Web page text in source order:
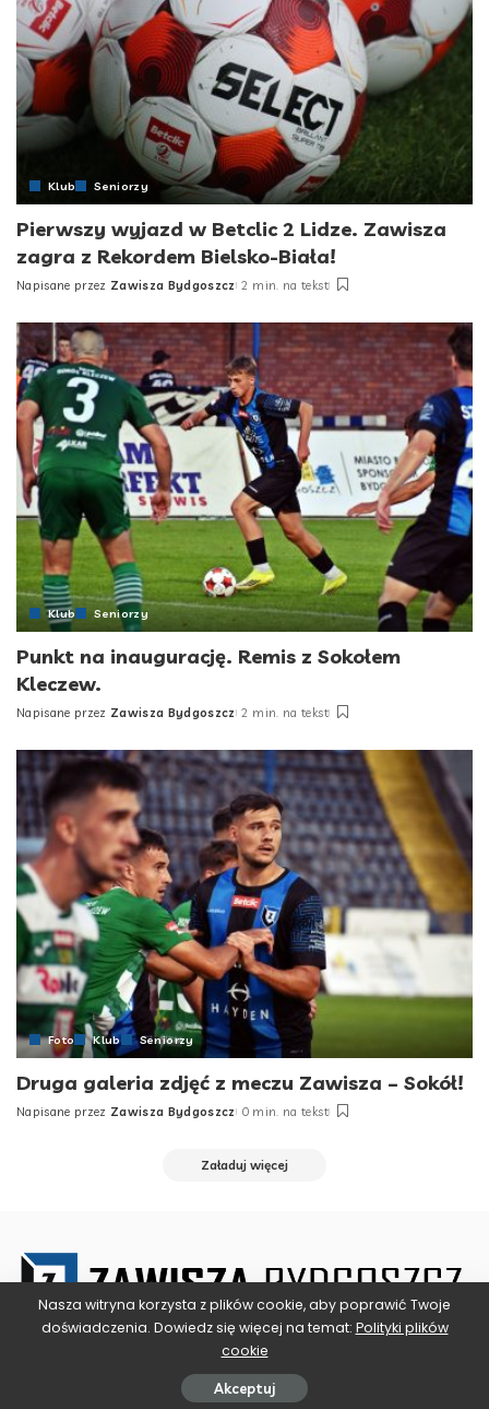
Klub Seniorzy
Pierwszy wyjazd w Betclic 2 Lidze. Zawisza
zagra z Rekordem Bielsko-Biała!
Posted
Napisane przez Zawisza Bydgoszcz 2 min. na tekst
Klub Seniorzy
Punkt na inaugurację. Remis z Sokołem
Kleczew.
Posted
Napisane przez Zawisza Bydgoszcz 2 min. na tekst
Foto Klub Seniorzy
Druga galeria zdjęć z meczu Zawisza – Sokół!
Posted
Napisane przez Zawisza Bydgoszcz 0 min. na tekst
Załaduj więcej
Nasza witryna korzysta z plików cookie, aby poprawić Twoje
doświadczenia. Dowiedz się więcej na temat: Polityki plików
cookie
Akceptuj